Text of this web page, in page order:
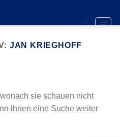
JAN KRIEGHOFF
sie schauen nicht
ihnen eine Suche weiter